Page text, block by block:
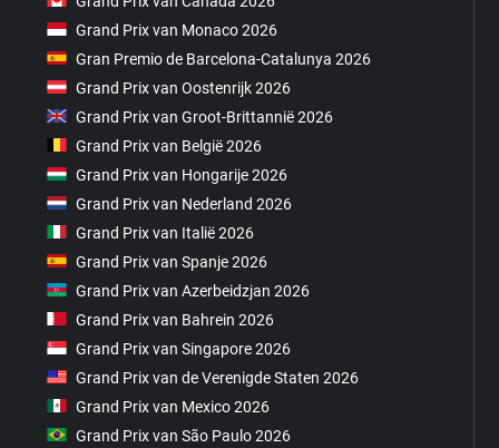
Grand Prix van Monaco 2026
Gran Premio de Barcelona-Catalunya 2026
Grand Prix van Oostenrijk 2026
Grand Prix van Groot-Brittannië 2026
Grand Prix van België 2026
Grand Prix van Hongarije 2026
Grand Prix van Nederland 2026
Grand Prix van Italië 2026
Grand Prix van Spanje 2026
Grand Prix van Azerbeidzjan 2026
Grand Prix van Bahrein 2026
Grand Prix van Singapore 2026
Grand Prix van de Verenigde Staten 2026
Grand Prix van Mexico 2026
Grand Prix van São Paulo 2026